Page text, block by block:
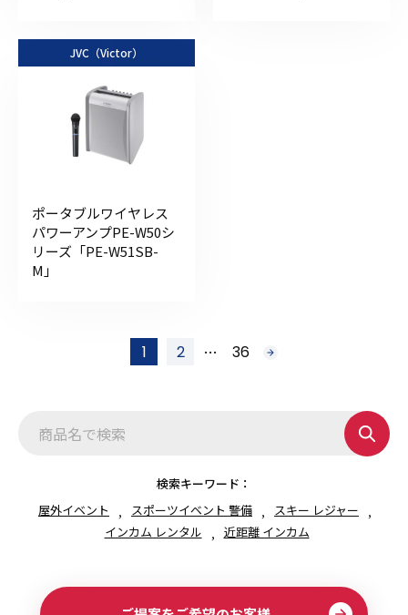
JVC（Victor）
ポータブルワイヤレス
パワーアンプPE-W50シ
リーズ「PE-W51SB-
M」
1 2 … 36 次
検索キーワード：
屋外イベント
スポーツイベント 警備
スキー レジャー
インカム レンタル
近距離 インカム